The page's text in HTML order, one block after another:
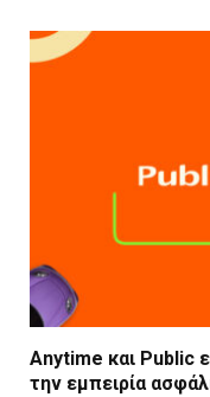
Anytime και Public
την εμπειρία